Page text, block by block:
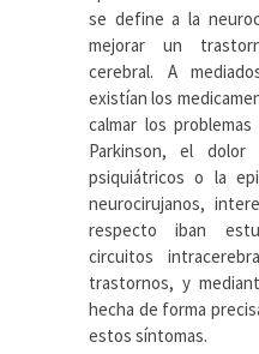
se define a la
mejorar un
cerebral. A
existían los
calmar los
Parkinson, el dolor
psiquiátricos o la
neurocirujanos,
respecto iban
circuitos
trastornos, y
hecha de forma
estos síntomas.